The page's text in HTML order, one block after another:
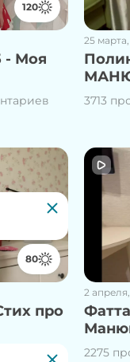
120
- Моя
25 марта,
3713
80
про
2 апреля,
2275